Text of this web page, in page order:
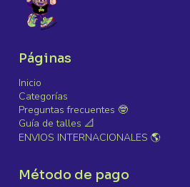
Páginas
Inicio
Categorías
Preguntas frecuentes 🤓
Guía de talles 📐
ENVIOS INTERNACIONALES 🌎
Método de pago